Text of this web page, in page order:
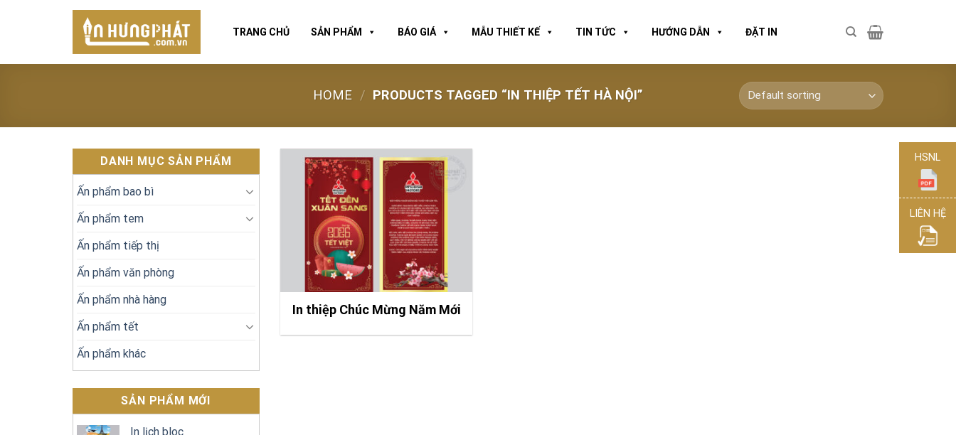
TRANG CHỦ SẢN PHẨM BÁO GIÁ MẪU THIẾT KẾ TIN TỨC HƯỚNG DẪN ĐẶT IN
HOME / PRODUCTS TAGGED “IN THIỆP TẾT HÀ NỘI”
DANH MỤC SẢN PHẨM
Ấn phẩm bao bì
Ấn phẩm tem
Ấn phẩm tiếp thị
Ấn phẩm văn phòng
Ấn phẩm nhà hàng
Ấn phẩm tết
Ấn phẩm khác
SẢN PHẨM MỚI
In lịch bloc
In thiệp Chúc Mừng Năm Mới
HSNL
LIÊN HỆ